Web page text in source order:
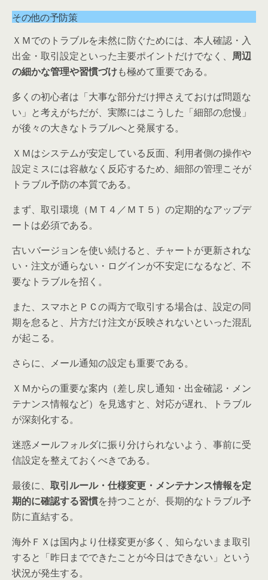
その他の予防策
ＸＭでのトラブルを未然に防ぐためには、本人確認・入
出金・取引設定といった主要ポイントだけでなく、 周辺
の細かな管理や習慣づけも極めて重要である。
多くの初心者は「大事な部分だけ押さえておけば問題な
い」と考えがちだが、実際にはこうした「細部の怠慢」
が後々の大きなトラブルへと発展する。
ＸＭはシステムが安定している反面、利用者側の操作や
設定ミスには容赦なく反応するため、細部の管理こそが
トラブル予防の本質である。
まず、取引環境（ＭＴ４／ＭＴ５）の定期的なアップデ
ートは必須である。
古いバージョンを使い続けると、チャートが更新されな
い・注文が通らない・ログインが不安定になるなど、不
要なトラブルを招く。
また、スマホとＰＣの両方で取引する場合は、設定の同
期を怠ると、片方だけ注文が反映されないといった混乱
が起こる。
さらに、メール通知の設定も重要である。
ＸＭからの重要な案内（差し戻し通知・出金確認・メン
テナンス情報など）を見逃すと、対応が遅れ、トラブル
が深刻化する。
迷惑メールフォルダに振り分けられないよう、事前に受
信設定を整えておくべきである。
最後に、 取引ルール・仕様変更・メンテナンス情報を定
期的に確認する習慣を持つことが、長期的なトラブル予
防に直結する。
海外ＦＸは国内より仕様変更が多く、知らないまま取引
すると「昨日までできたことが今日はできない」という
状況が発生する。